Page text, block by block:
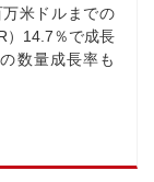
米ドルまでの
）14.7％で成長
数量成長率も